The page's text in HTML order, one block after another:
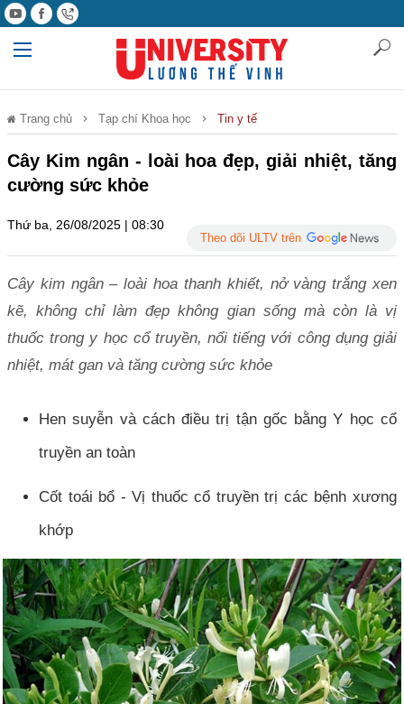
Trang chủ Tạp chí Khoa học Tin y tế
Cây Kim ngân - loài hoa đẹp, giải nhiệt, tăng
cường sức khỏe
Thứ ba, 26/08/2025 | 08:30
Theo dõi ULTV trên
Cây kim ngân – loài hoa thanh khiết, nở vàng trắng xen
kẽ, không chỉ làm đẹp không gian sống mà còn là vị
thuốc trong y học cổ truyền, nổi tiếng với công dụng giải
nhiệt, mát gan và tăng cường sức khỏe
Hen suyễn và cách điều trị tận gốc bằng Y học cổ
truyền an toàn
Cốt toái bổ - Vị thuốc cổ truyền trị các bệnh xương
khớp